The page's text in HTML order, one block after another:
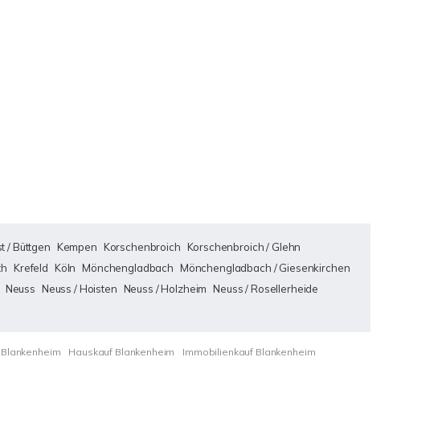
/ Büttgen Kempen Korschenbroich Korschenbroich / Glehn
Krefeld Köln Mönchengladbach Mönchengladbach / Giesenkirchen
Neuss Neuss / Hoisten Neuss / Holzheim Neuss / Rosellerheide
Hauskauf Blankenheim
Immobilienkauf Blankenheim